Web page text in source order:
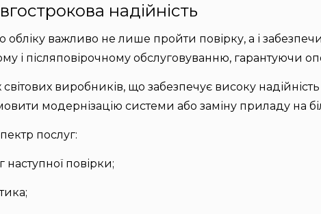
надійність
обліку важливо не лише пройти повірку, а і
і післяповірочному обслуговуванню, гарантуючи
виробників, що забезпечує високу
модернізацію системи або заміну приладу на
послуг:
наступної повірки;